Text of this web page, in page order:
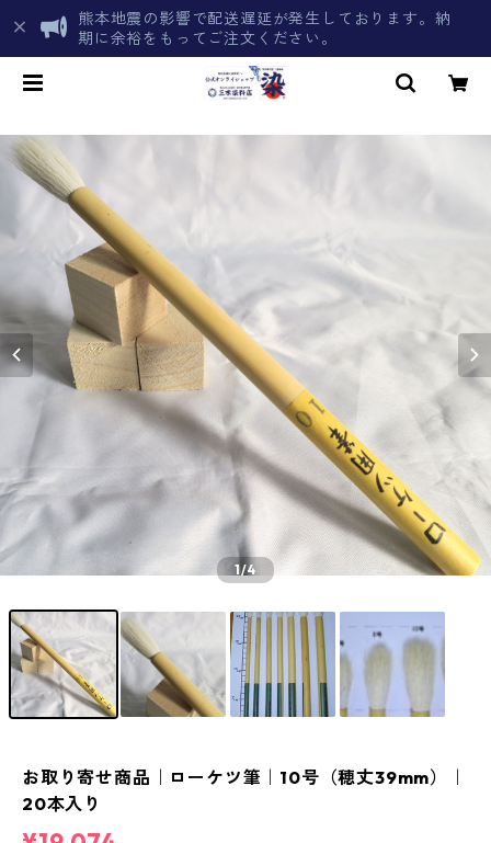
熊本地震の影響で配送遅延が発生しております。納
期に余裕をもってご注文ください。
1/4
お取り寄せ商品｜ローケツ筆｜10号（穂丈39mm）｜
20本入り